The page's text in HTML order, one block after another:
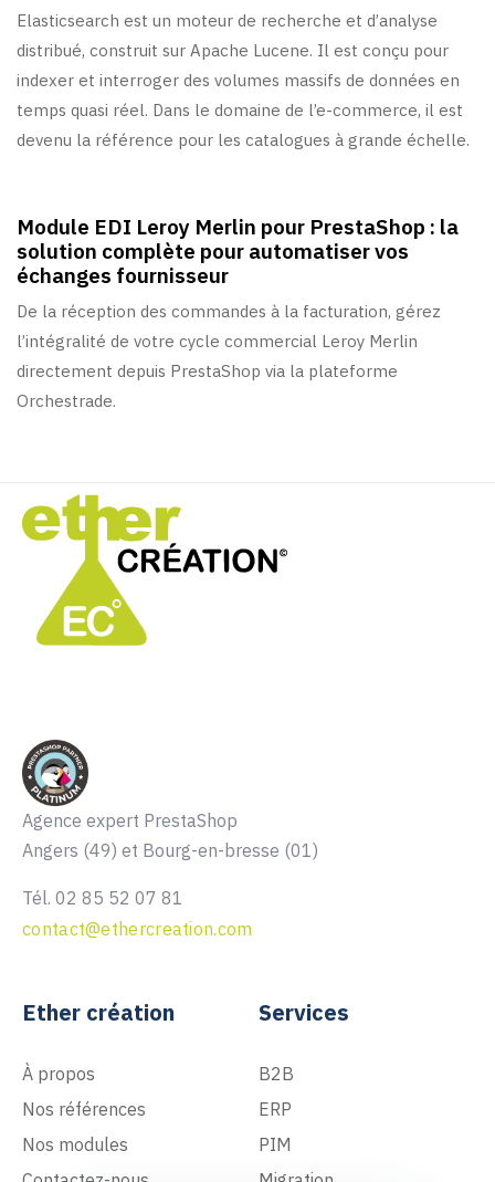
Elasticsearch est un moteur de recherche et d’analyse
distribué, construit sur Apache Lucene. Il est conçu pour
indexer et interroger des volumes massifs de données en
temps quasi réel. Dans le domaine de l’e-commerce, il est
devenu la référence pour les catalogues à grande échelle.
Module EDI Leroy Merlin pour PrestaShop : la
solution complète pour automatiser vos
échanges fournisseur
De la réception des commandes à la facturation, gérez
l’intégralité de votre cycle commercial Leroy Merlin
directement depuis PrestaShop via la plateforme
Orchestrade.
Agence expert PrestaShop
Angers (49) et Bourg-en-bresse (01)
Tél. 02 85 52 07 81
contact@ethercreation.com
Ether création
À propos
Nos références
Nos modules
Services
B2B
ERP
PIM